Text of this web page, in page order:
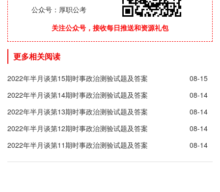
公众号：厚职公考
关注公众号，接收每日推送和资源礼包
更多相关阅读
2022年半月谈第15期时事政治测验试题及答案
08-15
2022年半月谈第14期时事政治测验试题及答案
08-14
2022年半月谈第13期时事政治测验试题及答案
08-14
2022年半月谈第12期时事政治测验试题及答案
08-14
2022年半月谈第11期时事政治测验试题及答案
08-14